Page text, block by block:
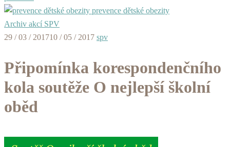
prevence dětské obezity
Archiv akcí SPV
29 / 03 / 201710 / 05 / 2017 spv
Připomínka korespondenčního
kola soutěže O nejlepší školní
oběd